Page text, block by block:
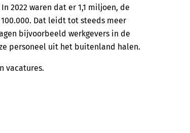
2022 waren dat er 1,1 miljoen, de
Dat leidt tot steeds meer
bijvoorbeeld werkgevers in de
personeel uit het buitenland halen.
vacatures.